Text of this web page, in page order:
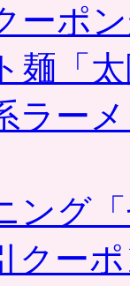
ーポ
麺「
ラー
ング
クー